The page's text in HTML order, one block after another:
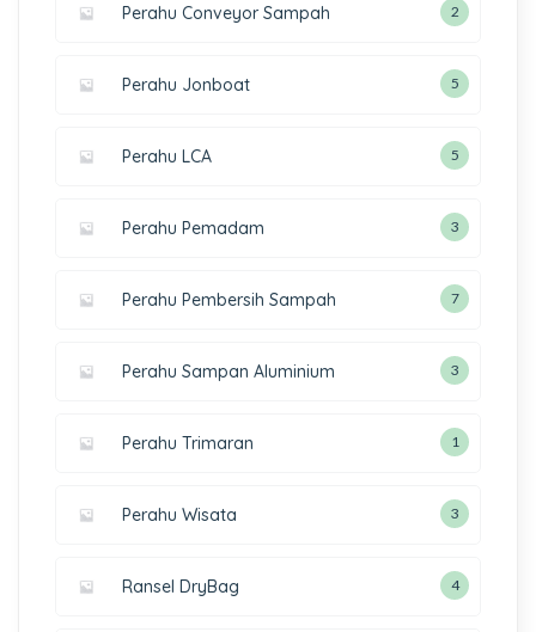
Perahu Conveyor Sampah 2
Perahu Jonboat 5
Perahu LCA 5
Perahu Pemadam 3
Perahu Pembersih Sampah 7
Perahu Sampan Aluminium 3
Perahu Trimaran 1
Perahu Wisata 3
Ransel DryBag 4